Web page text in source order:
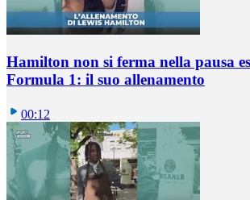
Hamilton non si ferma nella pausa
Formula 1: il suo allenamento
00:12